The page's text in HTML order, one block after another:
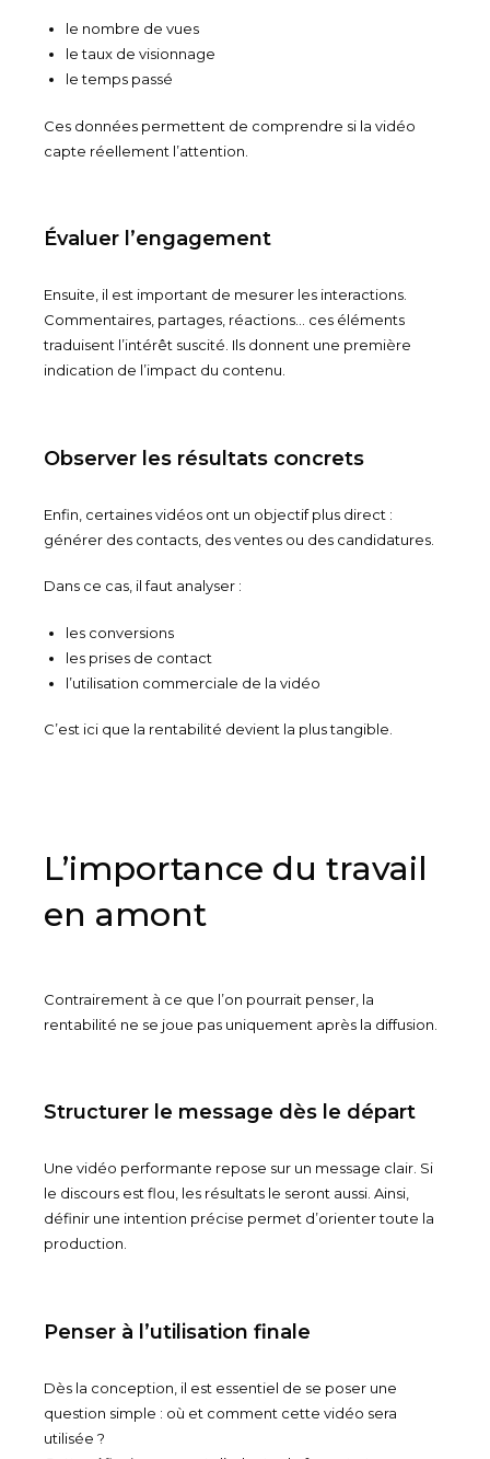
le nombre de vues
le taux de visionnage
le temps passé
Ces données permettent de comprendre si la vidéo
capte réellement l’attention.
Évaluer l’engagement
Ensuite, il est important de mesurer les interactions.
Commentaires, partages, réactions… ces éléments
traduisent l’intérêt suscité. Ils donnent une première
indication de l’impact du contenu.
Observer les résultats concrets
Enfin, certaines vidéos ont un objectif plus direct :
générer des contacts, des ventes ou des candidatures.
Dans ce cas, il faut analyser :
les conversions
les prises de contact
l’utilisation commerciale de la vidéo
C’est ici que la rentabilité devient la plus tangible.
L’importance du travail
en amont
Contrairement à ce que l’on pourrait penser, la
rentabilité ne se joue pas uniquement après la diffusion.
Structurer le message dès le départ
Une vidéo performante repose sur un message clair. Si
le discours est flou, les résultats le seront aussi. Ainsi,
définir une intention précise permet d’orienter toute la
production.
Penser à l’utilisation finale
Dès la conception, il est essentiel de se poser une
question simple : où et comment cette vidéo sera
utilisée ?